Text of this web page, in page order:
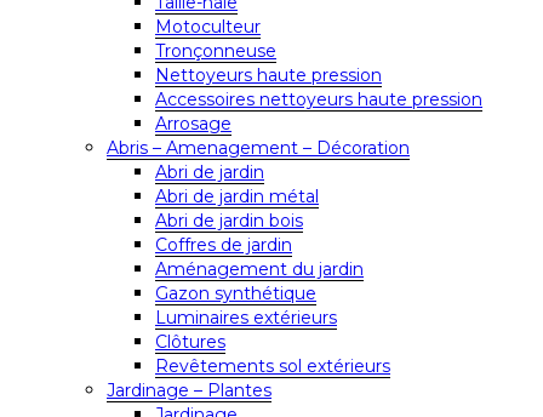
Motoculteur
Tronçonneuse
Nettoyeurs haute pression
Accessoires nettoyeurs haute pression
Arrosage
Abris – Amenagement – Décoration
Abri de jardin
Abri de jardin métal
Abri de jardin bois
Coffres de jardin
Aménagement du jardin
Gazon synthétique
Luminaires extérieurs
Clôtures
Revêtements sol extérieurs
Jardinage – Plantes